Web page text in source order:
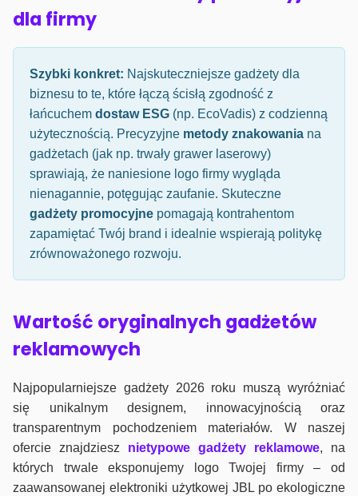
dla firmy
Szybki konkret: Najskuteczniejsze gadżety dla
biznesu to te, które łączą ścisłą zgodność z
łańcuchem dostaw ESG (np. EcoVadis) z codzienną
użytecznością. Precyzyjne metody znakowania na
gadżetach (jak np. trwały grawer laserowy)
sprawiają, że naniesione logo firmy wygląda
nienagannie, potęgując zaufanie. Skuteczne
gadżety promocyjne pomagają kontrahentom
zapamiętać Twój brand i idealnie wspierają politykę
zrównoważonego rozwoju.
Wartość oryginalnych gadżetów
reklamowych
Najpopularniejsze gadżety 2026 roku muszą wyróżniać
się unikalnym designem, innowacyjnością oraz
transparentnym pochodzeniem materiałów. W naszej
ofercie znajdziesz nietypowe gadżety reklamowe, na
których trwale eksponujemy logo Twojej firmy – od
zaawansowanej elektroniki użytkowej JBL po ekologiczne